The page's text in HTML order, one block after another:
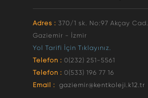
Adres : 370/1 sk. No:97 Akçay Cad.
Gaziemir - İzmir
Yol Tarifi İçin Tıklayınız.
Telefon : 0(232) 251-5561
Telefon : 0(533) 196 77 16
Email : gaziemir@kentkoleji.k12.tr